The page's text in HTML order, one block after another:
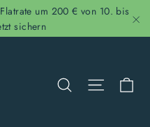
um 200 € von 10. bis
sichern
Suche